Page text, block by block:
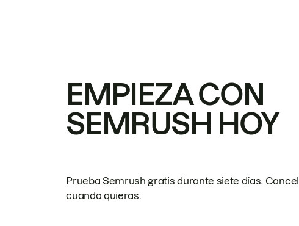
EMPIEZA CON
SEMRUSH HOY
Prueba Semrush gratis durante siete días.
cuando quieras.